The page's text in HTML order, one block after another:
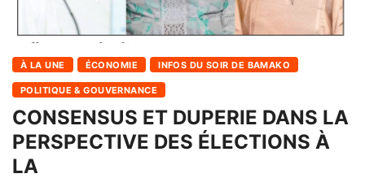
À LA UNE ÉCONOMIE INFOS DU SOIR DE BAMAKO
POLITIQUE & GOUVERNANCE
CONSENSUS ET DUPERIE DANS LA
PERSPECTIVE DES ÉLECTIONS À
LA